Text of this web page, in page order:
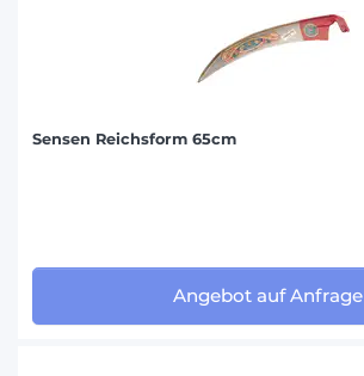
Sensen Reichsform 65cm
Angebot auf Anfrage